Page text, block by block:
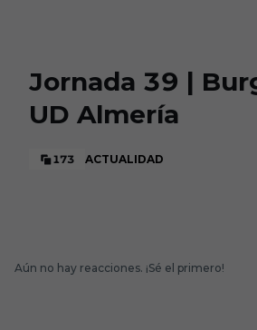
Jornada 39 |
UD Almería
173 ACTUALIDAD
Aún no hay reacciones. ¡Sé el primero!